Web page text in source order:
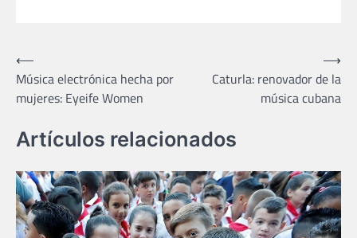
Navegación
de
entradas
⟵
Música electrónica hecha por
mujeres: Eyeife Women
Caturla: renovador de la
música cubana
⟶
Artículos relacionados